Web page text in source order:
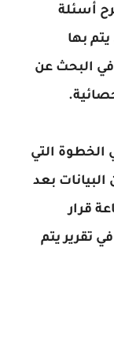
أسئلة
بها
البحث عن
الخطوة التي
بعد
قرار
تقرير يتم